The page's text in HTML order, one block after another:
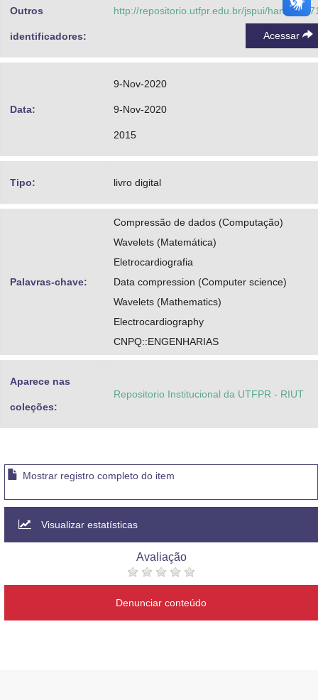
Outros
identificadores:
http://repositorio.utfpr.edu.br/jspui/handle/1/
Acessar
Data:
9-Nov-2020
9-Nov-2020
2015
Tipo: livro digital
Palavras-chave:
Compressão de dados (Computação)
Wavelets (Matemática)
Eletrocardiografia
Data compression (Computer science)
Wavelets (Mathematics)
Electrocardiography
CNPQ::ENGENHARIAS
Aparece nas
coleções:
Repositorio Institucional da UTFPR - RIUT
Mostrar registro completo do item
Visualizar estatísticas
Avaliação
Denunciar conteúdo